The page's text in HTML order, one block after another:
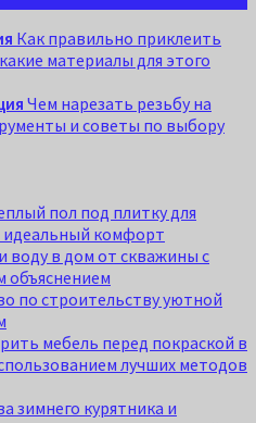
Как правильно приклеить
материалы для этого
Чем нарезать резьбу на
и советы по выбору
пол под плитку для
идеальный комфорт
воду в дом от скважины с
по строительству уютной
мебель перед покраской в
лучших методов
зимнего курятника и